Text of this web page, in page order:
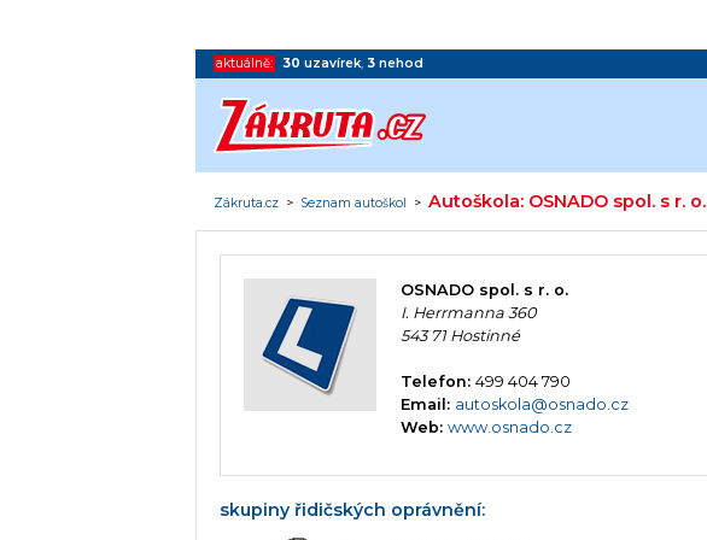
aktuálně: 30 uzavírek, 3 nehod
Zákruta.cz > Seznam autoškol >Autoškola: OSNADO spol. s r. o.
OSNADO spol. s r. o.
I. Herrmanna 360
543 71 Hostinné
Telefon:499 404 790
Email: autoskola@osnado.cz
Web:www.osnado.cz
skupiny řidičských oprávnění: